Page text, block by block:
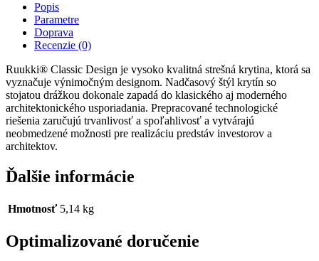
Popis
Parametre
Doprava
Recenzie (0)
Ruukki® Classic Design je vysoko kvalitná strešná krytina, ktorá sa
vyznačuje výnimočným designom. Nadčasový štýl krytín so
stojatou drážkou dokonale zapadá do klasického aj moderného
architektonického usporiadania. Prepracované technologické
riešenia zaručujú trvanlivosť a spoľahlivosť a vytvárajú
neobmedzené možnosti pre realizáciu predstáv investorov a
architektov.
Ďalšie informácie
Hmotnosť 5,14 kg
Optimalizované doručenie